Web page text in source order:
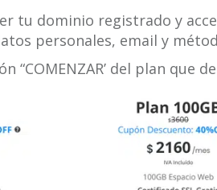
tu dominio registrado y
personales, email y
“COMENZAR’ del plan que